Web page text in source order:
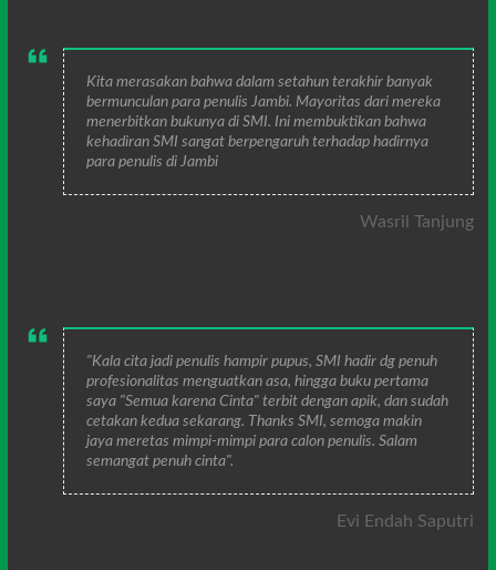
Kita merasakan bahwa dalam setahun terakhir banyak
bermunculan para penulis Jambi. Mayoritas dari mereka
menerbitkan bukunya di SMI. Ini membuktikan bahwa
kehadiran SMI sangat berpengaruh terhadap hadirnya
para penulis di Jambi
Wasril Tanjung
"Kala cita jadi penulis hampir pupus, SMI hadir dg penuh
profesionalitas menguatkan asa, hingga buku pertama
saya "Semua karena Cinta" terbit dengan apik, dan sudah
cetakan kedua sekarang. Thanks SMI, semoga makin
jaya meretas mimpi-mimpi para calon penulis. Salam
semangat penuh cinta".
Evi Endah Saputri